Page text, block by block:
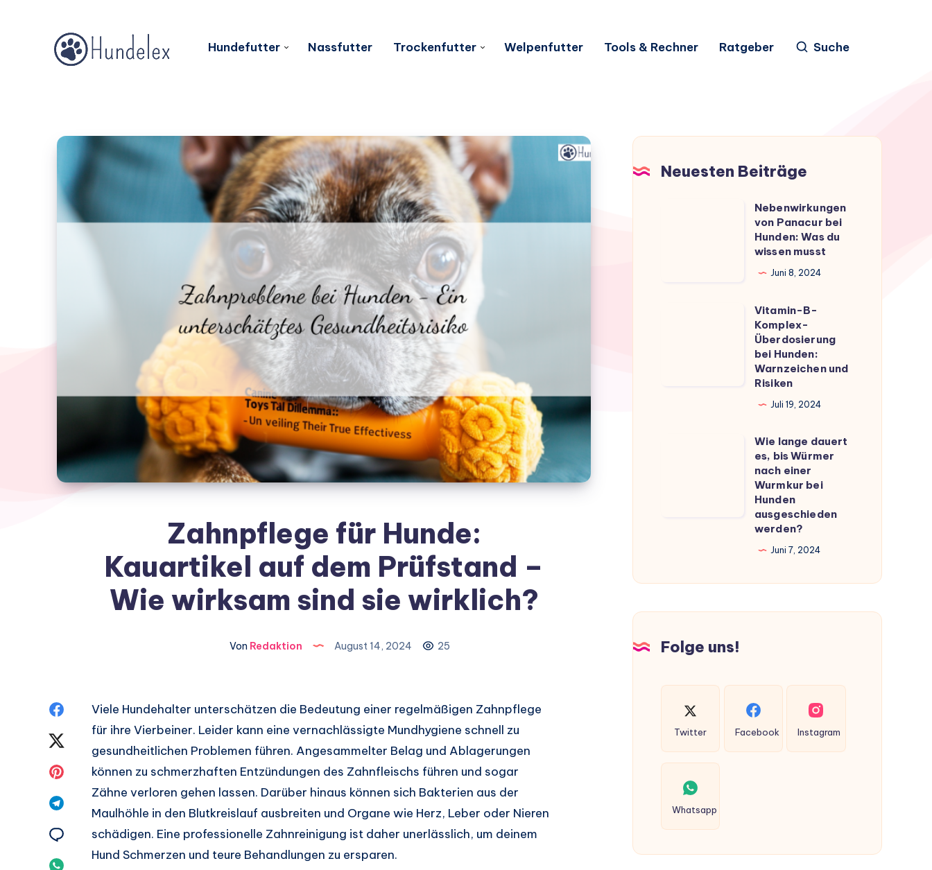
Hundefutter Nassfutter Trockenfutter Welpenfutter Tools & Rechner Ratgeber Suche
Zahnpflege für Hunde:
Kauartikel auf dem Prüfstand –
Wie wirksam sind sie wirklich?
Von Redaktion August 14, 2024 25
Facebook
teilen.
Twitter
teilen.
Pinterest
Telegram
teilen.
Email
Viele Hundehalter unterschätzen die Bedeutung einer regelmäßigen Zahnpflege
für ihre Vierbeiner. Leider kann eine vernachlässigte Mundhygiene schnell zu
gesundheitlichen Problemen führen. Angesammelter Belag und Ablagerungen
können zu schmerzhaften Entzündungen des Zahnfleischs führen und sogar
Zähne verloren gehen lassen. Darüber hinaus können sich Bakterien aus der
Maulhöhle in den Blutkreislauf ausbreiten und Organe wie Herz, Leber oder Nieren
schädigen. Eine professionelle Zahnreinigung ist daher unerlässlich, um deinem
Hund Schmerzen und teure Behandlungen zu ersparen.
Neuesten Beiträge
Nebenwirkungen
von Panacur bei
Hunden: Was du
wissen musst
Juni 8, 2024
Vitamin-B-
Komplex-
Überdosierung
bei Hunden:
Warnzeichen und
Risiken
Juli 19, 2024
Hunden
ausgeschieden
Wie lange dauert
es, bis Würmer
nach einer
Wurmkur bei
Hunden
ausgeschieden
werden?
Juni 7, 2024
Folge uns!
Twitter Facebook Instagram
Whatsapp